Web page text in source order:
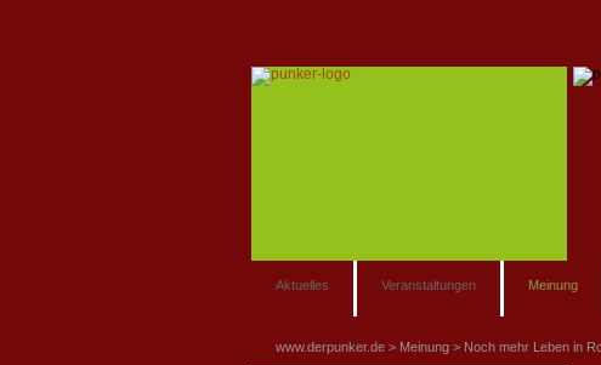
Aktuelles Veranstaltungen Meinung
www.derpunker.de Meinung Noch mehr Leben in